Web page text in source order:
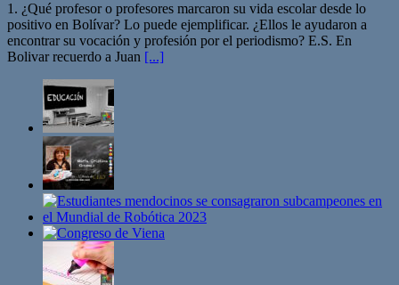
1. ¿Qué profesor o profesores marcaron su vida escolar desde lo
positivo en Bolívar? Lo puede ejemplificar. ¿Ellos le ayudaron a
encontrar su vocación y profesión por el periodismo? E.S. En
Bolivar recuerdo a Juan [...]